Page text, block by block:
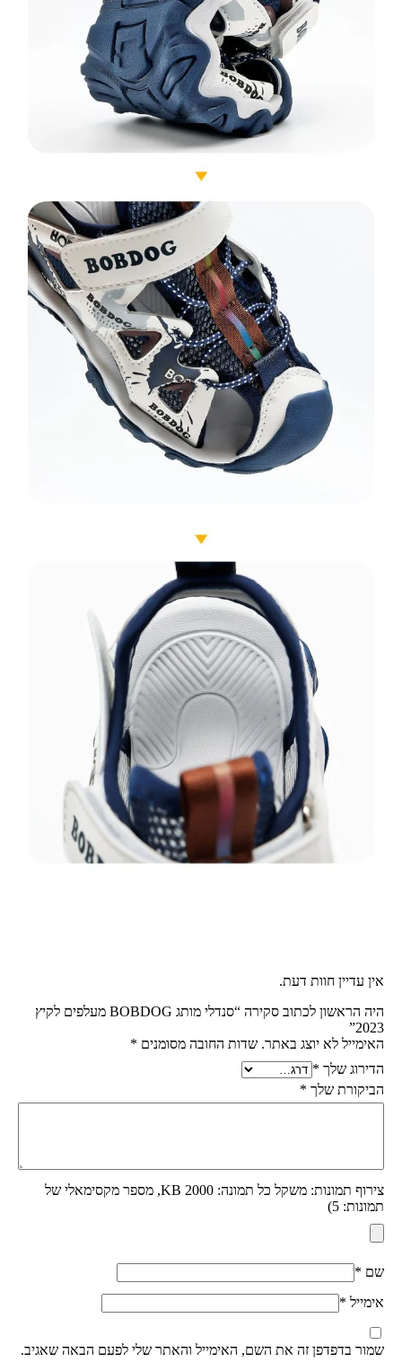
אין עדיין חוות דעת.
היה הראשון לכתוב סקירה “סנדלי מותג BOBDOG מעלפים לקיץ
2023”
האימייל לא יוצג באתר. שדות החובה מסומנים *
הדירוג שלך *
הביקורת שלך *
צירוף תמונות: משקל כל תמונה: 2000 KB, מספר מקסימאלי של
תמונות: 5)
שם *
אימייל *
שמור בדפדפן זה את השם, האימייל והאתר שלי לפעם הבאה שאגיב.